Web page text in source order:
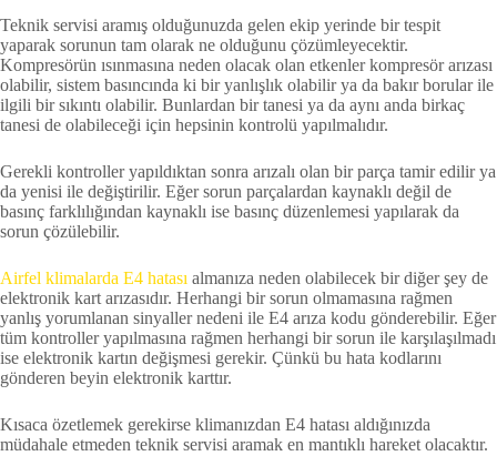
Teknik servisi aramış olduğunuzda gelen ekip yerinde bir tespit
yaparak sorunun tam olarak ne olduğunu çözümleyecektir.
Kompresörün ısınmasına neden olacak olan etkenler kompresör arızası
olabilir, sistem basıncında ki bir yanlışlık olabilir ya da bakır borular ile
ilgili bir sıkıntı olabilir. Bunlardan bir tanesi ya da aynı anda birkaç
tanesi de olabileceği için hepsinin kontrolü yapılmalıdır.
Gerekli kontroller yapıldıktan sonra arızalı olan bir parça tamir edilir ya
da yenisi ile değiştirilir. Eğer sorun parçalardan kaynaklı değil de
basınç farklılığından kaynaklı ise basınç düzenlemesi yapılarak da
sorun çözülebilir.
Airfel klimalarda E4 hatası almanıza neden olabilecek bir diğer şey de
elektronik kart arızasıdır. Herhangi bir sorun olmamasına rağmen
yanlış yorumlanan sinyaller nedeni ile E4 arıza kodu gönderebilir. Eğer
tüm kontroller yapılmasına rağmen herhangi bir sorun ile karşılaşılmadı
ise elektronik kartın değişmesi gerekir. Çünkü bu hata kodlarını
gönderen beyin elektronik karttır.
Kısaca özetlemek gerekirse klimanızdan E4 hatası aldığınızda
müdahale etmeden teknik servisi aramak en mantıklı hareket olacaktır.